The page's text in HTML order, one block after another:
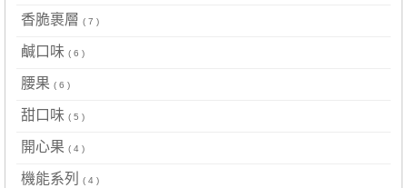
香脆裹層 ( 7 )
鹹口味 ( 6 )
腰果 ( 6 )
甜口味 ( 5 )
開心果 ( 4 )
機能系列 ( 4 )